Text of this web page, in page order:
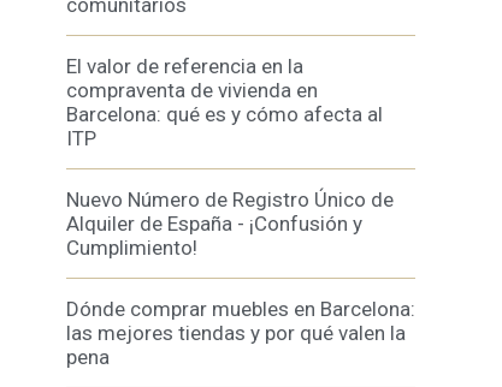
comunitarios
El valor de referencia en la
compraventa de vivienda en
Barcelona: qué es y cómo afecta al
ITP
Nuevo Número de Registro Único de
Alquiler de España - ¡Confusión y
Cumplimiento!
Dónde comprar muebles en Barcelona:
las mejores tiendas y por qué valen la
pena